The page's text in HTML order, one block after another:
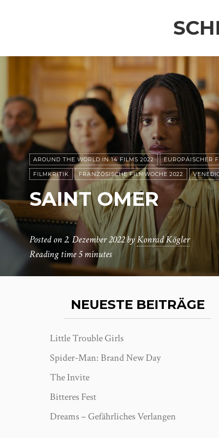
AROUND THE WORLD IN 14 FILMS 2022 EUROPÄISCHER
FILMKRITIK FRANZÖSISCHE FILMWOCHE 2022
SAINT OMER
Posted on2. Dezember 2022byKonrad Kögler
Reading time5 minutes
NEUESTE BEITRÄGE
Little Trouble Girls
Spider-Man: Brand New Day
The Invite
Bitteres Fest
Dreams – Gefährliches Verlangen